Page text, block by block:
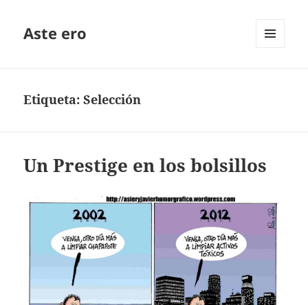
Aste ero
Etiqueta:Selección
Un Prestige en los bolsillos